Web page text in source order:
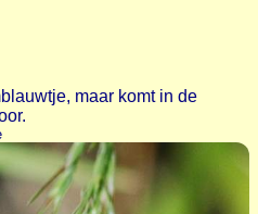
maar komt in de